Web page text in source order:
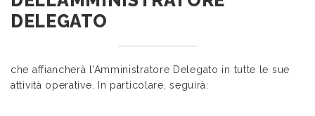
DELEGATO
che affiancherà l’Amministratore Delegato in tutte le sue
attività operative. In particolare, seguirà: